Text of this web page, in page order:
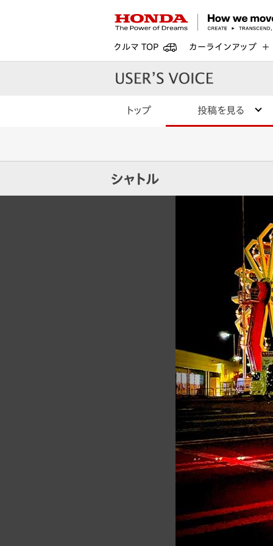
クルマ TOP カーラインアップ
トップ 投稿を見る
シャトル